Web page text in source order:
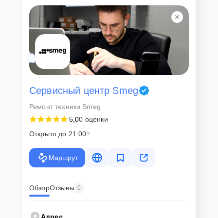
Для всех клиентов действуют демократичные и фиксированные
цены. Конечная стоимость работ обсуждается с клиентом и не в
коем случае не может измениться в процессе работ. Сервис не
навязывает клиентам дополнительные услуги и не
предусматривает скрытые платежи. Рассчитать предварительную
стоимость ремонта можно с помощью нашегоКалькулятора
Скорость диагностики и
ремонта
Наша компания ценит время клиентов и понимает важность
оперативного решения любых вопросов. В среднем, ремонт
клиент сможет забрать свой гаджет в этот же день. При
Внимание! Устройство отправляется на ремонт только после
согласования вариантов запчастей и стоимости ремонта с
изменена в процессе или после завершения работ.
Сервисный центр Smeg
Ремонт техники Smeg
5,00 оценки
Открыто до 21:00
Маршрут
ОбзорОтзывы 0
Адрес